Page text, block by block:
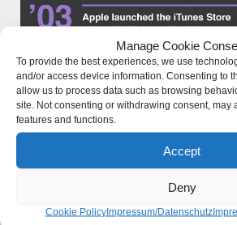
Manage Cookie
To provide the best experiences, we use
and/or access device information. Consenting to
allow us to process data such as browsing
site. Not consenting or withdrawing consent, may
features and functions.
Accept
Deny
Cookie PolicyImpressum/Datenschutz